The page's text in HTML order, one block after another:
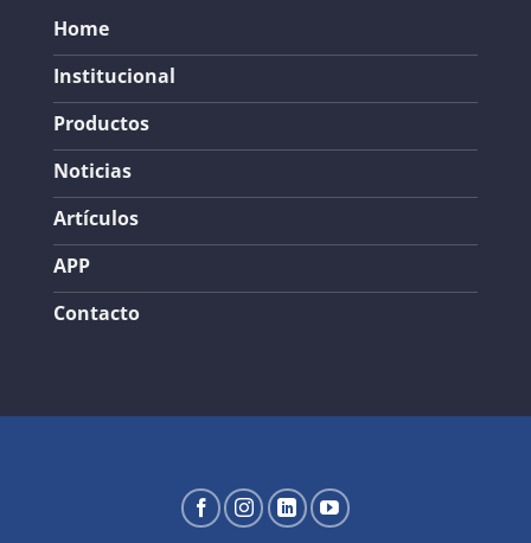
Home
Institucional
Productos
Noticias
Artículos
APP
Contacto